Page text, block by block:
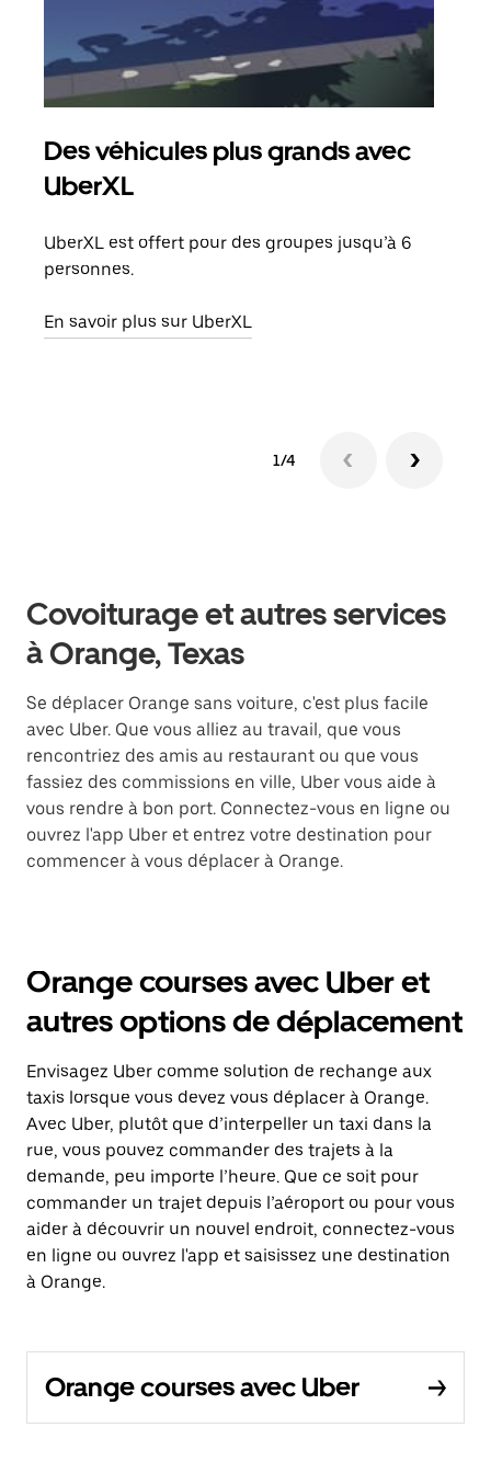
Des véhicules plus grands avec
UberXL
UberXL est offert pour des groupes jusqu’à 6
personnes.
En savoir plus sur UberXL
1/4
Covoiturage et autres services
à Orange, Texas
Se déplacer Orange sans voiture, c'est plus facile
avec Uber. Que vous alliez au travail, que vous
rencontriez des amis au restaurant ou que vous
fassiez des commissions en ville, Uber vous aide à
vous rendre à bon port. Connectez-vous en ligne ou
ouvrez l'app Uber et entrez votre destination pour
commencer à vous déplacer à Orange.
Orange courses avec Uber et
autres options de déplacement
Envisagez Uber comme solution de rechange aux
taxis lorsque vous devez vous déplacer à Orange.
Avec Uber, plutôt que d’interpeller un taxi dans la
rue, vous pouvez commander des trajets à la
demande, peu importe l’heure. Que ce soit pour
commander un trajet depuis l’aéroport ou pour vous
aider à découvrir un nouvel endroit, connectez-vous
en ligne ou ouvrez l'app et saisissez une destination
à Orange.
Orange courses avec Uber